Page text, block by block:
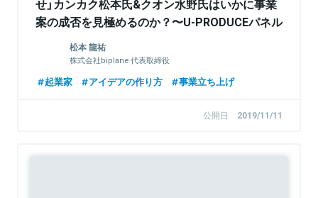
せ」カンカク松本氏&クオン水野氏はいかに事業
案の成否を見極めるのか？〜U-PRODUCEパネル
トーク〜松本 龍祐
株式会社biplane 代表取締役
起業家 アイデアの作り方 事業立ち上げ
公開日 2019/11/11